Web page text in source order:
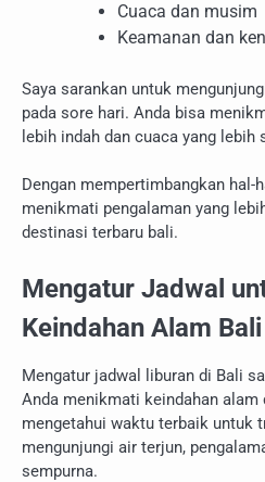
Cuaca dan musim
Keamanan dan
Saya sarankan untuk
pada sore hari. Anda bisa
lebih indah dan cuaca yang lebih
Dengan mempertimbangkan hal-
menikmati pengalaman yang
destinasi terbaru bali.
Mengatur Jadwal
Keindahan Alam Bali
Mengatur jadwal liburan di Bali
Anda menikmati keindahan alam
mengetahui waktu terbaik untuk
mengunjungi air terjun,
sempurna.